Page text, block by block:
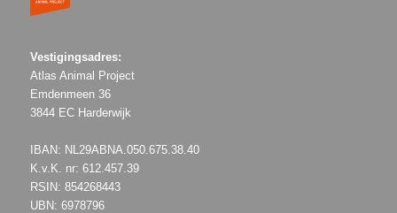
Vestigingsadres:
Atlas Animal Project
Emdenmeen 36
3844 EC Harderwijk
IBAN: NL29ABNA.050.675.38.40
K.v.K. nr: 612.457.39
RSIN: 854268443
UBN: 6978796